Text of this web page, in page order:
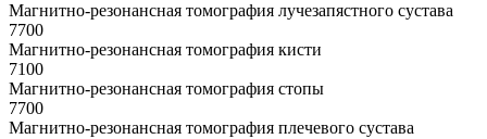
Магнитно-резонансная томография лучезапястного сустава
7700
Магнитно-резонансная томография кисти
7100
Магнитно-резонансная томография стопы
7700
Магнитно-резонансная томография плечевого сустава